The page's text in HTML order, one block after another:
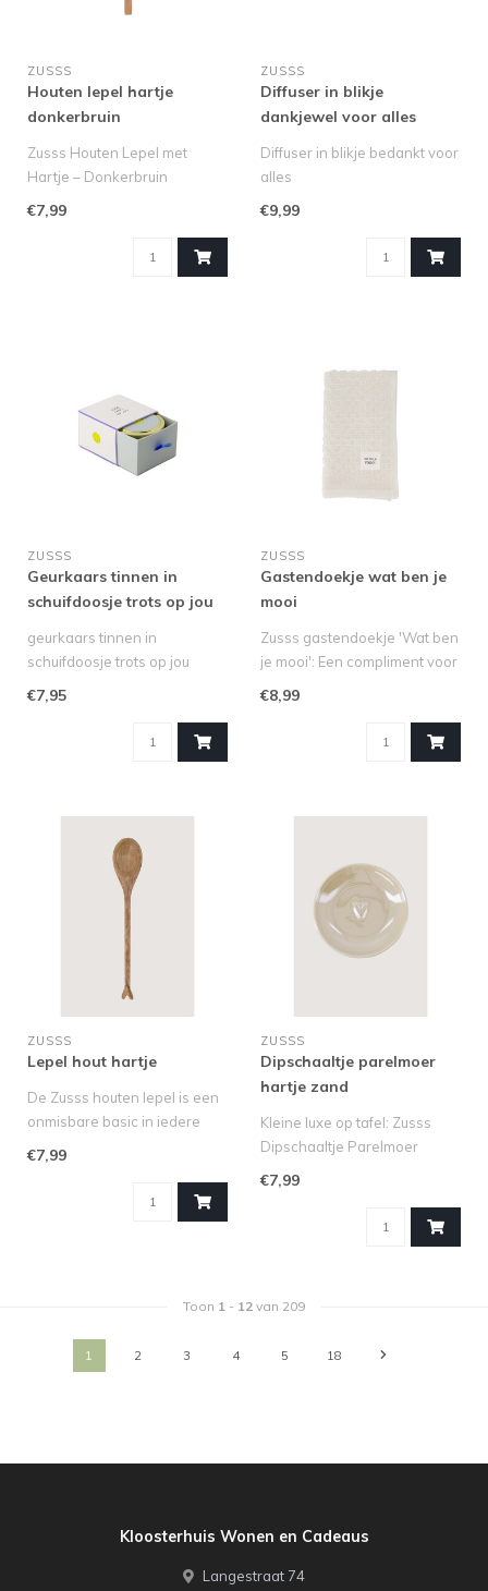
ZUSSS
Houten lepel hartje
donkerbruin
Zusss Houten Lepel met
Hartje – Donkerbruin
€7,99
ZUSSS
Diffuser in blikje
dankjewel voor alles
Diffuser in blikje bedankt voor
alles
€9,99
ZUSSS
Geurkaars tinnen in
schuifdoosje trots op jou
geurkaars tinnen in
schuifdoosje trots op jou
€7,95
ZUSSS
Gastendoekje wat ben je
mooi
Zusss gastendoekje 'Wat ben
je mooi': Een compliment voor
€8,99
ZUSSS
Lepel hout hartje
De Zusss houten lepel is een
onmisbare basic in iedere
€7,99
ZUSSS
Dipschaaltje parelmoer
hartje zand
Kleine luxe op tafel: Zusss
Dipschaaltje Parelmoer
€7,99
Toon 1 - 12 van 209
1 2 3 4 5 18
Kloosterhuis Wonen en Cadeaus
Langestraat 74